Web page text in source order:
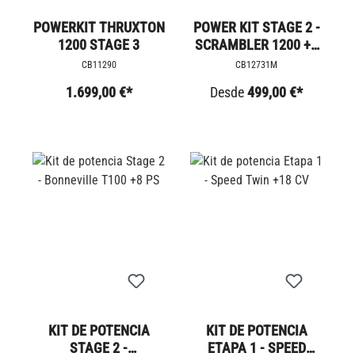
POWERKIT THRUXTON
1200 STAGE 3
CB11290
1.699,00 €*
POWER KIT STAGE 2 -
SCRAMBLER 1200 +7
PS
CB12731M
Desde499,00 €*
KIT DE POTENCIA
STAGE 2 -
KIT DE POTENCIA
ETAPA 1 - SPEED